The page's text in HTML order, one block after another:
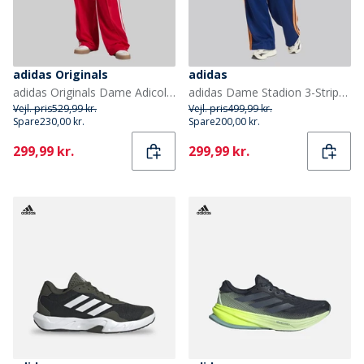
adidas Originals
adidas Originals Dame Adicolor Classic Firebird Løstsiddende træningsbukser Better Scarlet/Hvid
Vejl. pris529,99 kr.
Spare230,00 kr.
Current
299,99 kr.
adidas
adidas Dame Stadion 3-Stripes Træningsbukser Dark Blue/Pure Orange/Off White
Vejl. pris499,99 kr.
Spare200,00 kr.
Current
299,99 kr.